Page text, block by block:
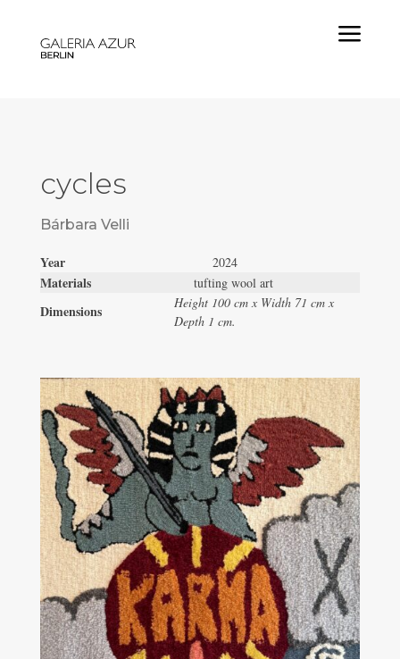
a
cycles
Bárbara Velli
Year 2024
Materials tufting wool art
Dimensions
Height 100 cm x Width 71 cm x
Depth 1 cm.